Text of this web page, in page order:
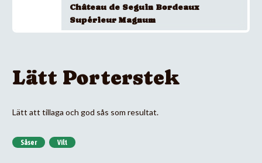
Château de Seguin Bordeaux
Supérieur Magnum
Lätt Porterstek
Lätt att tillaga och god sås som resultat.
Såser Vilt